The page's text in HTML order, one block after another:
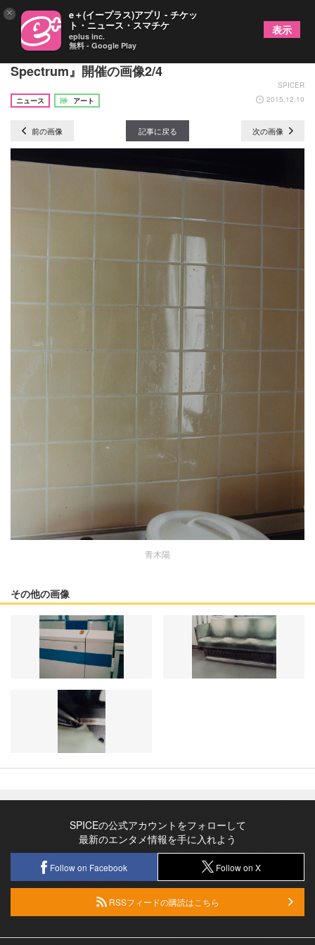
記憶や感覚に訴えかける作品 青木陽展『Inverted
Spectrum』開催の画像2/4
SPICER
ニュース
アート 2015.12.10
前の画像 記事に戻る 次の画像
青木陽
その他の画像
SPICEの公式アカウントをフォローして
最新のエンタメ情報を手に入れよう
Follow on Facebook Follow on X
RSSフィードの購読はこちら
× e＋(イープラス)アプリ - チケッ
ト・ニュース・スマチケ
eplus inc.
無料 - Google Play
表示